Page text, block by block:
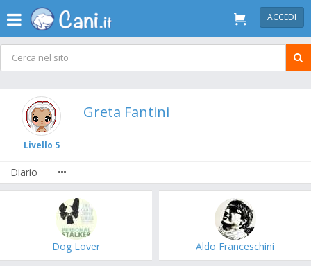
ACCEDI
Livello 5
Greta Fantini
Diario
Dog Lover Aldo Franceschini